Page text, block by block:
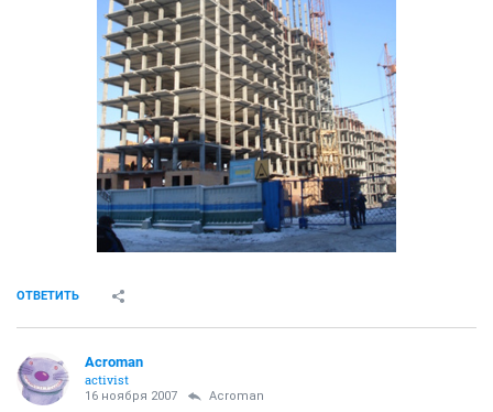
ОТВЕТИТЬ
Acroman
activist
16 ноября 2007 Acroman